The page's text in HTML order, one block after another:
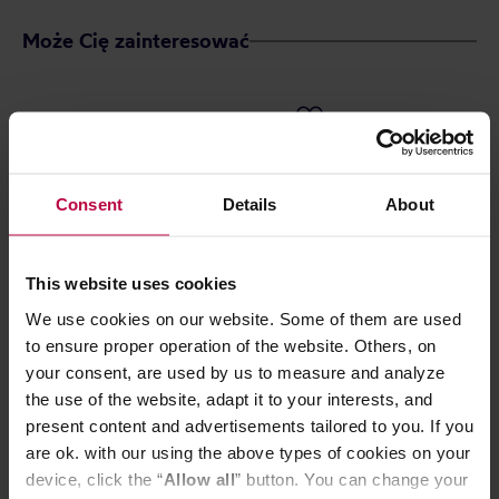
Consent Details About
This website uses cookies
We use cookies on our website. Some of them are used
to ensure proper operation of the website. Others, on
your consent, are used by us to measure and analyze
the use of the website, adapt it to your interests, and
present content and advertisements tailored to you. If you
are ok. with our using the above types of cookies on your
device, click the “Allow all” button. You can change your
Może Cię zainteresować
Paper & Tea - herbata ziołowa
sypana Sweet Lullaby puszka EKO
50 g
Dworzysk -
Zestaw